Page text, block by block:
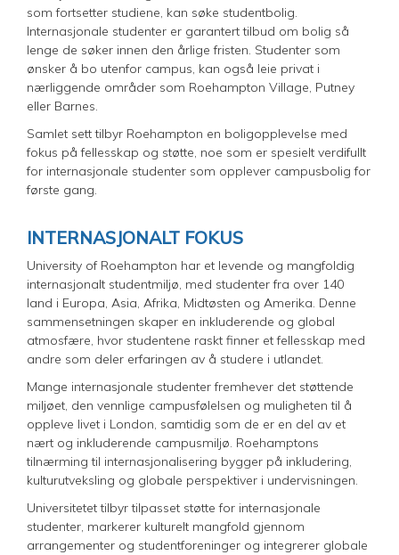
som fortsetter studiene, kan søke studentbolig.
Internasjonale studenter er garantert tilbud om bolig så
lenge de søker innen den årlige fristen. Studenter som
ønsker å bo utenfor campus, kan også leie privat i
nærliggende områder som Roehampton Village, Putney
eller Barnes.
Samlet sett tilbyr Roehampton en boligopplevelse med
fokus på fellesskap og støtte, noe som er spesielt verdifullt
for internasjonale studenter som opplever campusbolig for
første gang.
INTERNASJONALT FOKUS
University of Roehampton har et levende og mangfoldig
internasjonalt studentmiljø, med studenter fra over 140
land i Europa, Asia, Afrika, Midtøsten og Amerika. Denne
sammensetningen skaper en inkluderende og global
atmosfære, hvor studentene raskt finner et fellesskap med
andre som deler erfaringen av å studere i utlandet.
Mange internasjonale studenter fremhever det støttende
miljøet, den vennlige campusfølelsen og muligheten til å
oppleve livet i London, samtidig som de er en del av et
nært og inkluderende campusmiljø. Roehamptons
tilnærming til internasjonalisering bygger på inkludering,
kulturutveksling og globale perspektiver i undervisningen.
Universitetet tilbyr tilpasset støtte for internasjonale
studenter, markerer kulturelt mangfold gjennom
arrangementer og studentforeninger og integrerer globale